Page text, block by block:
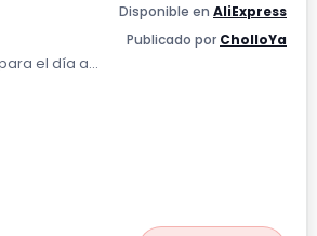
Disponible en AliExpress
Publicado por CholloYa
el día a...